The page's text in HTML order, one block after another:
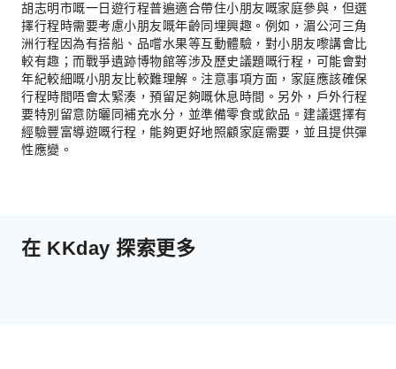
胡志明市嘅一日遊行程普遍適合帶住小朋友嘅家庭參與，但選
擇行程時需要考慮小朋友嘅年齡同埋興趣。例如，湄公河三角
洲行程因為有搭船、品嚐水果等互動體驗，對小朋友嚟講會比
較有趣；而戰爭遺跡博物館等涉及歷史議題嘅行程，可能會對
年紀較細嘅小朋友比較難理解。注意事項方面，家庭應該確保
行程時間唔會太緊湊，預留足夠嘅休息時間。另外，戶外行程
要特別留意防曬同補充水分，並準備零食或飲品。建議選擇有
經驗豐富導遊嘅行程，能夠更好地照顧家庭需要，並且提供彈
性應變。
在 KKday 探索更多